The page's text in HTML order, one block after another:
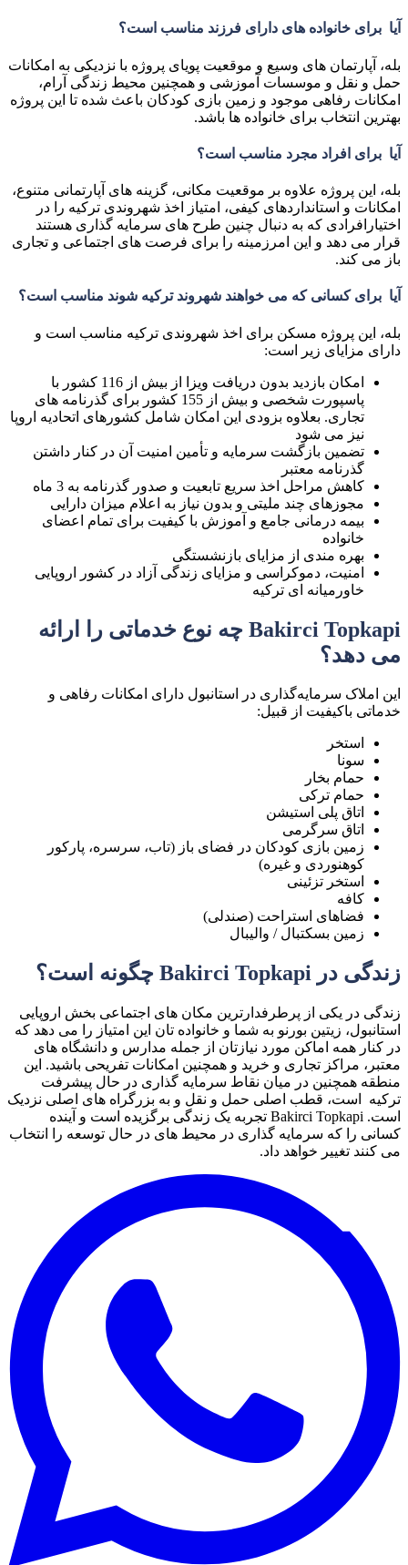
آیا برای خانواده های دارای فرزند مناسب است؟
بله، آپارتمان های وسیع و موقعیت پویای پروژه با نزدیکی به امکانات
حمل و نقل و موسسات آموزشی و همچنین محیط زندگی آرام،
امکانات رفاهی موجود و زمین بازی کودکان باعث شده تا این پروژه
بهترین انتخاب برای خانواده ها باشد.
آیا برای افراد مجرد مناسب است؟
بله، این پروژه علاوه بر موقعیت مکانی، گزینه های آپارتمانی متنوع،
امکانات و استانداردهای کیفی، امتیاز اخذ شهروندی ترکیه را در
اختیارافرادی که به دنبال چنین طرح های سرمایه گذاری هستند
قرار می دهد و این امرزمینه را برای فرصت های اجتماعی و تجاری
باز می کند.
آیا برای کسانی که می خواهند شهروند ترکیه شوند مناسب است؟
بله، این پروژه مسکن برای اخذ شهروندی ترکیه مناسب است و
دارای مزایای زیر است:
امکان بازدید بدون دریافت ویزا از بیش از 116 کشور با
پاسپورت شخصی و بیش از 155 کشور برای گذرنامه های
تجاری. بعلاوه بزودی این امکان شامل کشورهای اتحادیه اروپا
نیز می شود
تضمین بازگشت سرمایه و تأمین امنیت آن در کنار داشتن
گذرنامه معتبر
کاهش مراحل اخذ سریع تابعیت و صدور گذرنامه به 3 ماه
مجوزهای چند ملیتی و بدون نیاز به اعلام میزان دارایی
بیمه درمانی جامع و آموزش با کیفیت برای تمام اعضای
خانواده
بهره مندی از مزایای بازنشستگی
امنیت، دموکراسی و مزایای زندگی آزاد در کشور اروپایی
خاورمیانه ای ترکیه
Bakirci Topkapi چه نوع خدماتی را ارائه
می دهد؟
این املاک سرمایه‌گذاری در استانبول دارای امکانات رفاهی و
خدماتی باکیفیت از قبیل:
استخر
سونا
حمام بخار
حمام ترکی
اتاق پلی استیشن
اتاق سرگرمی
زمین بازی کودکان در فضای باز (تاب، سرسره، پارکور
کوهنوردی و غیره)
استخر تزئینی
کافه
فضاهای استراحت (صندلی)
زمین بسکتبال / والیبال
زندگی در Bakirci Topkapi چگونه است؟
زندگی در یکی از پرطرفدارترین مکان های اجتماعی بخش اروپایی
استانبول، زیتین بورنو به شما و خانواده تان این امتیاز را می دهد که
در کنار همه اماکن مورد نیازتان از جمله مدارس و دانشگاه های
معتبر، مراکز تجاری و خرید و همچنین امکانات تفریحی باشید. این
منطقه همچنین در میان نقاط سرمایه گذاری در حال پیشرفت
ترکیه است، قطب اصلی حمل و نقل و به بزرگراه های اصلی نزدیک
است. Bakirci Topkapi تجربه یک زندگی برگزیده است و آینده
کسانی را که سرمایه گذاری در محیط های در حال توسعه را انتخاب
می کنند تغییر خواهد داد.